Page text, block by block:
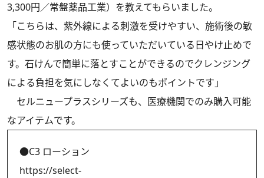
3,300円／常盤薬品工業）を教えてもらいました。
「こちらは、紫外線による刺激を受けやすい、施術後の敏
感状態のお肌の方にも使っていただいている日やけ止めで
す。石けんで簡単に落とすことができるのでクレンジング
による負担を気にしなくてよいのもポイントです」
セルニュープラスシリーズも、医療機関でのみ購入可能
なアイテムです。
●C3 ローション
https://select-